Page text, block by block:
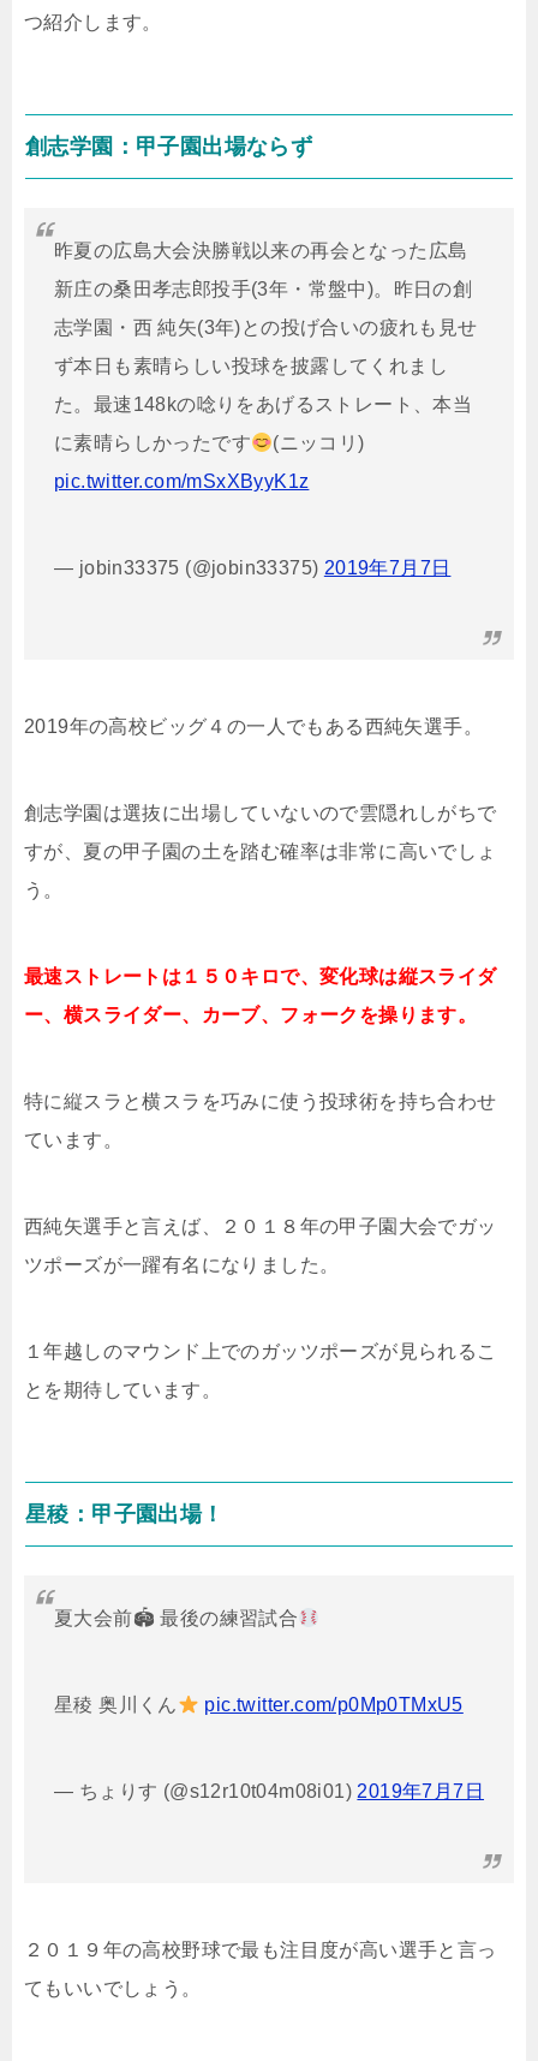
つ紹介します。
創志学園：甲子園出場ならず
昨夏の広島大会決勝戦以来の再会となった広島
新庄の桑田孝志郎投手(3年・常盤中)。昨日の創
志学園・西 純矢(3年)との投げ合いの疲れも見せ
ず本日も素晴らしい投球を披露してくれまし
た。最速148kの唸りをあげるストレート、本当
に素晴らしかったです
(ニッコリ)
pic.twitter.com/mSxXByyK1z
— jobin33375 (@jobin33375) 2019年7月7日
2019年の高校ビッグ４の一人でもある西純矢選手。
創志学園は選抜に出場していないので雲隠れしがちで
すが、夏の甲子園の土を踏む確率は非常に高いでしょ
う。
最速ストレートは１５０キロで、変化球は縦スライダ
ー、横スライダー、カーブ、フォークを操ります。
特に縦スラと横スラを巧みに使う投球術を持ち合わせ
ています。
西純矢選手と言えば、２０１８年の甲子園大会でガッ
ツポーズが一躍有名になりました。
１年越しのマウンド上でのガッツポーズが見られるこ
とを期待しています。
星稜：甲子園出場！
夏大会前🏟 最後の練習試合
星稜 奥川くん pic.twitter.com/p0Mp0TMxU5
— ちょりす (@s12r10t04m08i01) 2019年7月7日
２０１９年の高校野球で最も注目度が高い選手と言っ
てもいいでしょう。